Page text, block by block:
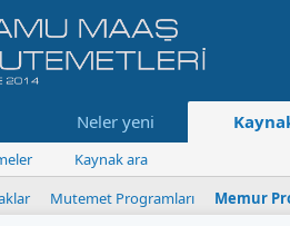
Neler yeni
Kaynak ara
Mutemet Programları Memur